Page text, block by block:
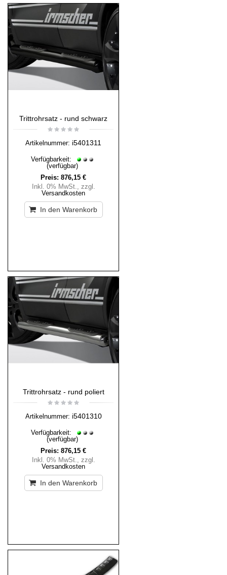
Trittrohrsatz - rund schwarz
Artikelnummer: i5401311
Verfügbarkeit:
(verfügbar)
Preis: 876,15 €
Inkl. 0% MwSt., zzgl.
Versandkosten
In den Warenkorb
Trittrohrsatz - rund poliert
Artikelnummer: i5401310
Verfügbarkeit:
(verfügbar)
Preis: 876,15 €
Inkl. 0% MwSt., zzgl.
Versandkosten
In den Warenkorb